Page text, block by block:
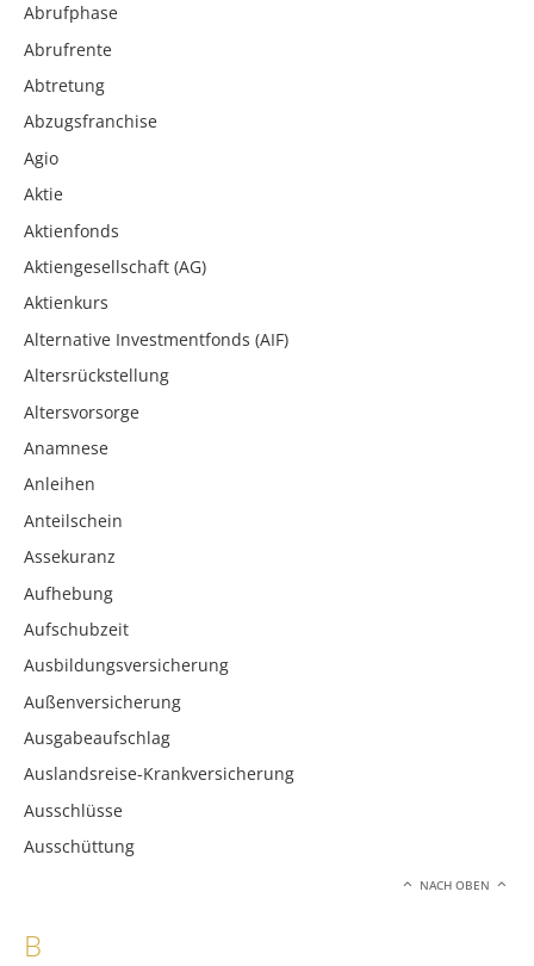
Abrufphase
Abrufrente
Abtretung
Abzugsfranchise
Agio
Aktie
Aktienfonds
Aktiengesellschaft (AG)
Aktienkurs
Alternative Investmentfonds (AIF)
Altersrückstellung
Altersvorsorge
Anamnese
Anleihen
Anteilschein
Assekuranz
Aufhebung
Aufschubzeit
Ausbildungsversicherung
Außenversicherung
Ausgabeaufschlag
Auslandsreise-Krankversicherung
Ausschlüsse
Ausschüttung
NACH OBEN
B